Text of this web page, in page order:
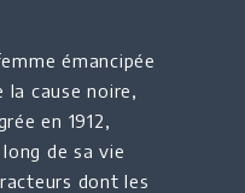
émancipée
cause noire,
en 1912,
de sa vie
dont les